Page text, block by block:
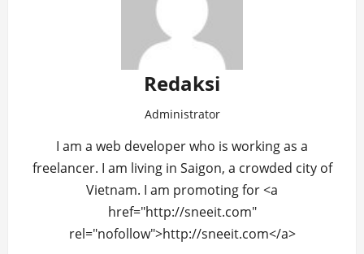
Redaksi
Administrator
I am a web developer who is working as a
freelancer. I am living in Saigon, a crowded city of
Vietnam. I am promoting for <a
href="http://sneeit.com"
rel="nofollow">http://sneeit.com</a>